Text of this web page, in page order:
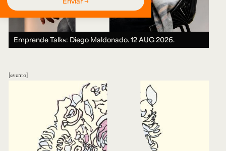
Emprende Talks: Diego Maldonado.12 AUG 2026.
evento